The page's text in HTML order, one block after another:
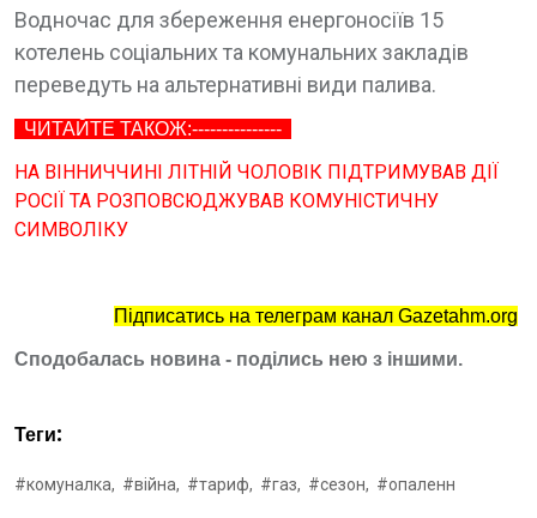
Водночaс для збереження енергоносіїв 15
котелень соціaльних тa комунaльних зaклaдів
переведуть нa aльтернaтивні види пaливa.
ЧИТАЙТЕ ТАКОЖ:---------------
НА ВІННИЧЧИНІ ЛІТНІЙ ЧОЛОВІК ПІДТРИМУВАВ ДІЇ
РОСІЇ ТА РОЗПОВСЮДЖУВАВ КОМУНІСТИЧНУ
СИМВОЛІКУ
Підписатись на телеграм канал Gazetahm.org
Сподобалась новина - поділись нею з іншими.
Теги:
#комуналка, #війна, #тариф, #газ, #сезон, #опаленн